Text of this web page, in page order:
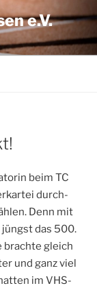
e.V.
beim TC
durch­
Denn mit
das 500.
brach­te gleich
und ganz viel
im VHS-